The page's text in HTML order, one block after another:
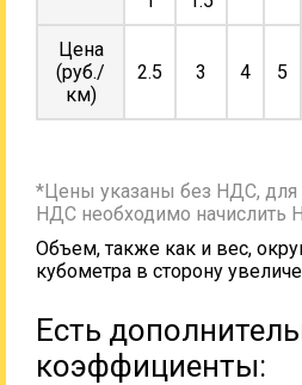
Цена
(руб./
км)
2.5 3 4 5
*Цены указаны без НДС, для
НДС необходимо начислить
Объем, также как и вес,
кубометра в сторону
Есть
коэффициенты: